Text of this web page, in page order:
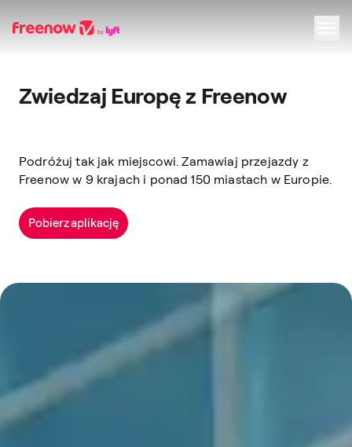
Zwiedzaj Europę z Freenow
Podróżuj tak jak miejscowi. Zamawiaj przejazdy z
Freenow w 9 krajach i ponad 150 miastach w Europie.
Pobierz aplikację